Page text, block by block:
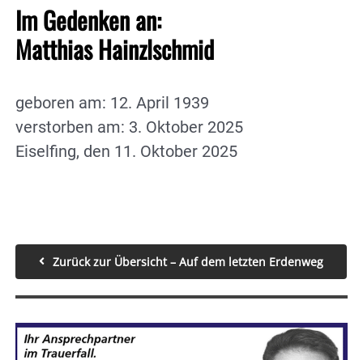
Im Gedenken an:
Matthias Hainzlschmid
geboren am: 12. April 1939
verstorben am: 3. Oktober 2025
Eiselfing, den 11. Oktober 2025
Zurück zur Übersicht – Auf dem letzten Erdenweg